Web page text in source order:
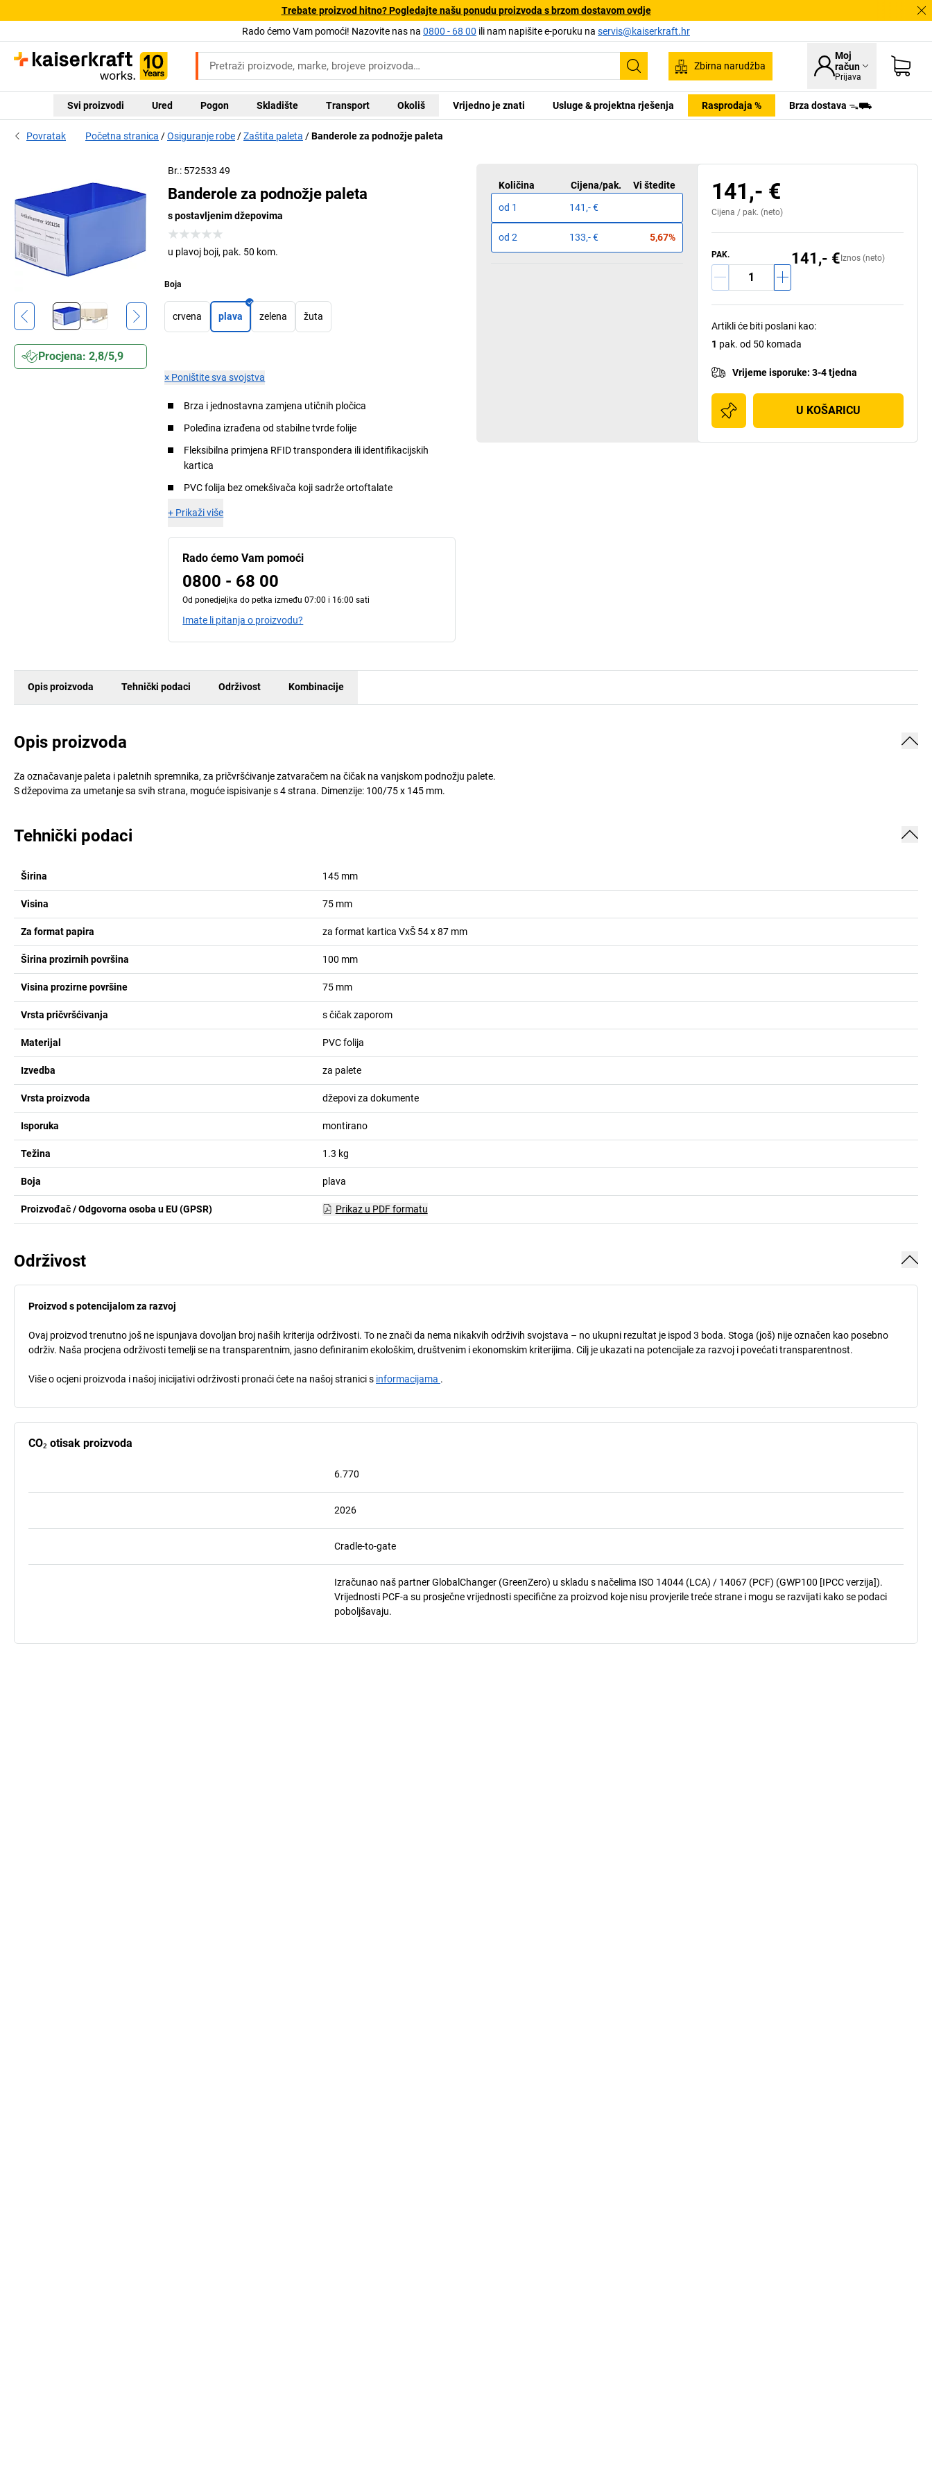
Trebate proizvod hitno? Pogledajte našu ponudu proizvoda s brzom dostavom ovdje
Rado ćemo Vam pomoći! Nazovite nas na 0800 - 68 00 ili nam napišite e-poruku na servis@kaiserkraft.hr
Pretraživanje
Zbirna narudžba
Moj
račun
Prijava
Svi proizvodi Ured Pogon Skladište Transport Okoliš Vrijedno je znati Usluge & projektna rješenja Rasprodaja % Brza dostava ᯓ⛟
Povratak Početna stranica Osiguranje robe Zaštita paleta Banderole za podnožje paleta
Procjena: 2,8/5,9
Br.: 572533 49
Banderole za podnožje paleta
s postavljenim džepovima
u plavoj boji, pak. 50 kom.
Boja
crvena plava zelena žuta
× Poništite sva svojstva
Brza i jednostavna zamjena utičnih pločica
Poleđina izrađena od stabilne tvrde folije
Fleksibilna primjena RFID transpondera ili identifikacijskih
kartica
PVC folija bez omekšivača koji sadrže ortoftalate
+ Prikaži više
Rado ćemo Vam pomoći
0800 - 68 00
Od ponedjeljka do petka između 07:00 i 16:00 sati
Imate li pitanja o proizvodu?
Količina Cijena/pak.
Vi štedite
od 1 141,- €
od 2 133,- € 5,67%
141,- €
Cijena /pak. (neto)
PAK. Iznos (neto)
141,- €
Artikli će biti poslani kao:
1 pak. od 50 komada
Vrijeme isporuke:3-4 tjedna
U KOŠARICU
Opis proizvoda Tehnički podaci Održivost Kombinacije
Opis proizvoda
Za označavanje paleta i paletnih spremnika, za pričvršćivanje zatvaračem na čičak na vanjskom podnožju palete.
S džepovima za umetanje sa svih strana, moguće ispisivanje s 4 strana. Dimenzije: 100/75 x 145 mm.
Tehnički podaci
Širina 145 mm
Visina 75 mm
Za format papira za format kartica VxŠ 54 x 87 mm
Širina prozirnih površina 100 mm
Visina prozirne površine 75 mm
Vrsta pričvršćivanja s čičak zaporom
Materijal PVC folija
Izvedba za palete
Vrsta proizvoda džepovi za dokumente
Isporuka montirano
Težina 1.3 kg
Boja plava
Proizvođač / Odgovorna osoba u EU (GPSR) Prikaz u PDF formatu
Održivost
Proizvod s potencijalom za razvoj
Ovaj proizvod trenutno još ne ispunjava dovoljan broj naših kriterija održivosti. To ne znači da nema nikakvih održivih svojstava – no ukupni rezultat je ispod 3 boda. Stoga (još) nije označen kao posebno
održiv. Naša procjena održivosti temelji se na transparentnim, jasno definiranim ekološkim, društvenim i ekonomskim kriterijima. Cilj je ukazati na potencijale za razvoj i povećati transparentnost.
Više o ocjeni proizvoda i našoj inicijativi održivosti pronaći ćete na našoj stranici s informacijama .
CO₂ otisak proizvoda
6.770
2026
Cradle-to-gate
Izračunao naš partner GlobalChanger (GreenZero) u skladu s načelima ISO 14044 (LCA) / 14067 (PCF) (GWP100 [IPCC verzija]).
Vrijednosti PCF-a su prosječne vrijednosti specifične za proizvod koje nisu provjerile treće strane i mogu se razvijati kako se podaci
poboljšavaju.